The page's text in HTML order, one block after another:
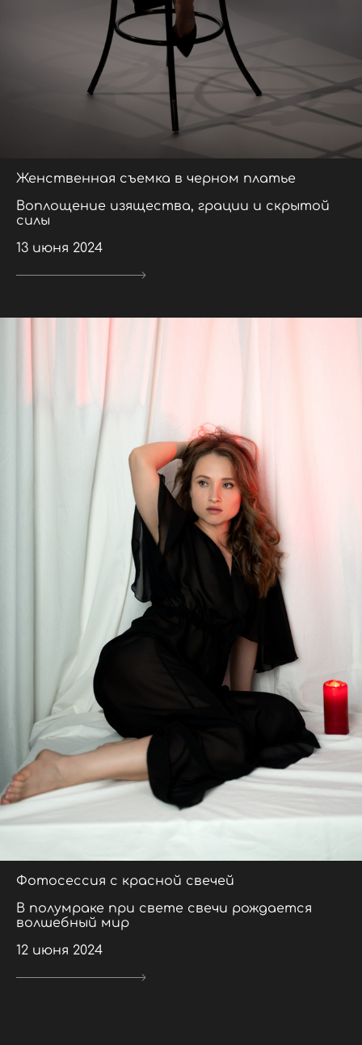
Женственная съемка в черном платье
Воплощение изящества, грации и скрытой
силы
13 июня 2024
Фотосессия с красной свечей
В полумраке при свете свечи рождается
волшебный мир
12 июня 2024